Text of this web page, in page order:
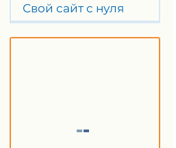
Свой сайт с нуля